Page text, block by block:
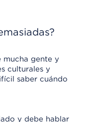
mucha gente y
culturales y
saber cuándo
y debe hablar